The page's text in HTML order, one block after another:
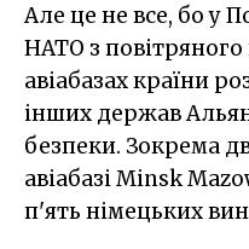
Але це не все, бо у
НАТО з
авіабазах країни
інших держав
безпеки. Зокрема
авіабазі Minsk
п'ять німецьких